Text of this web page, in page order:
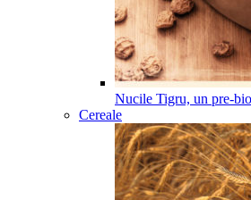
Nucile Tigru, un pre-
Cereale